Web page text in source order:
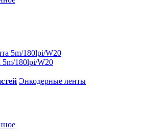
5m/180lpi/W20
Энкодерные ленты